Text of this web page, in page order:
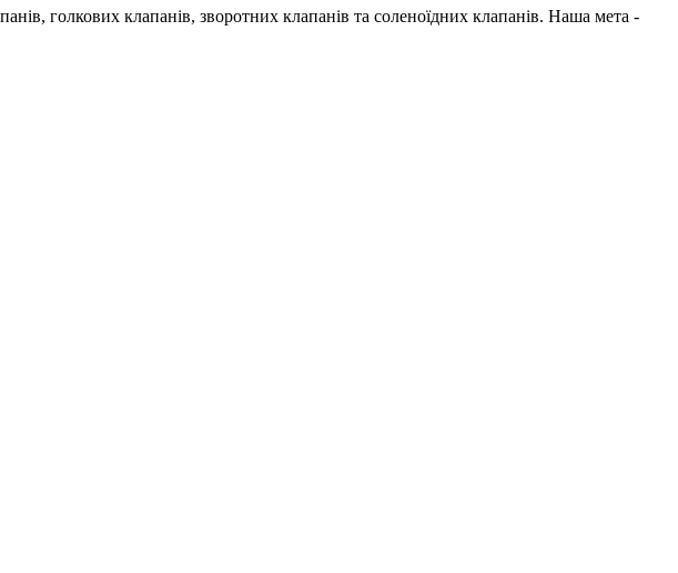
голкових клапанів, зворотних клапанів та соленоїдних клапанів. Наша мета -